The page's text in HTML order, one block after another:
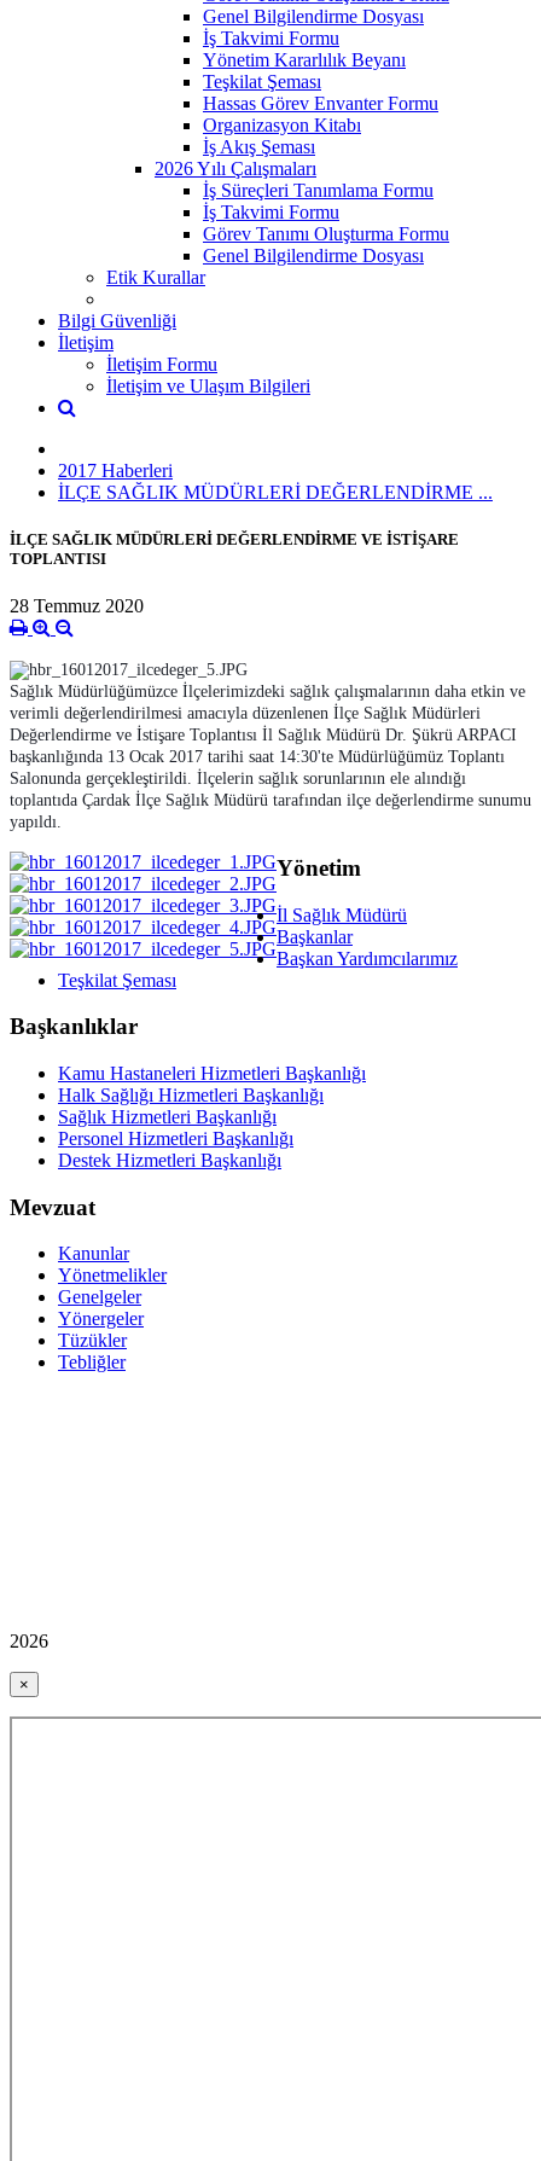
Genel Bilgilendirme Dosyası
İş Takvimi Formu
Yönetim Kararlılık Beyanı
Teşkilat Şeması
Hassas Görev Envanter Formu
Organizasyon Kitabı
İş Akış Şeması
2026 Yılı Çalışmaları
İş Süreçleri Tanımlama Formu
İş Takvimi Formu
Görev Tanımı Oluşturma Formu
Genel Bilgilendirme Dosyası
Etik Kurallar
Bilgi Güvenliği
İletişim
İletişim Formu
İletişim ve Ulaşım Bilgileri
2017 Haberleri
İLÇE SAĞLIK MÜDÜRLERİ DEĞERLENDİRME ...
İLÇE SAĞLIK MÜDÜRLERİ DEĞERLENDİRME VE İSTİŞARE
TOPLANTISI
28 Temmuz 2020
Sağlık Müdürlüğümüzce İlçelerimizdeki sağlık çalışmalarının daha etkin ve
verimli değerlendirilmesi amacıyla düzenlenen İlçe Sağlık Müdürleri
Değerlendirme ve İstişare Toplantısı İl Sağlık Müdürü Dr. Şükrü ARPACI
başkanlığında 13 Ocak 2017 tarihi saat 14:30'te Müdürlüğümüz Toplantı
Salonunda gerçekleştirildi. İlçelerin sağlık sorunlarının ele alındığı
toplantıda Çardak İlçe Sağlık Müdürü tarafından ilçe değerlendirme sunumu
yapıldı.
Yönetim
İl Sağlık Müdürü
Başkanlar
Başkan Yardımcılarımız
Teşkilat Şeması
Başkanlıklar
Kamu Hastaneleri Hizmetleri Başkanlığı
Halk Sağlığı Hizmetleri Başkanlığı
Sağlık Hizmetleri Başkanlığı
Personel Hizmetleri Başkanlığı
Destek Hizmetleri Başkanlığı
Mevzuat
Kanunlar
Yönetmelikler
Genelgeler
Yönergeler
Tüzükler
Tebliğler
2026
×